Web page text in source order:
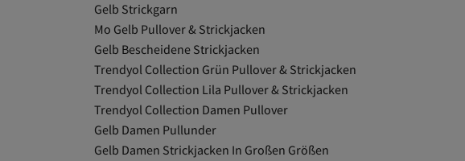
Gelb Strickgarn
Mo Gelb Pullover & Strickjacken
Gelb Bescheidene Strickjacken
Trendyol Collection Grün Pullover & Strickjacken
Trendyol Collection Lila Pullover & Strickjacken
Trendyol Collection Damen Pullover
Gelb Damen Pullunder
Gelb Damen Strickjacken In Großen Größen